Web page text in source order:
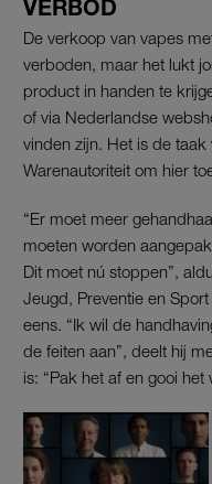
VERBOD
De verkoop van vapes
verboden, maar het lukt
product in handen te
of via Nederlandse
vinden zijn. Het is de
Warenautoriteit om hier
“Er moet meer
moeten worden
Dit moet nú stoppen”,
Jeugd, Preventie en
eens. “Ik wil de
de feiten aan”, deelt hij
is: “Pak het af en gooi het